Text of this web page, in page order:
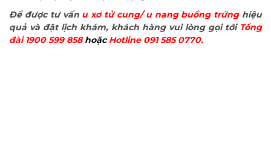
Để được tư vấn u xơ tử cung/ u nang buồng trứnghiệu
quả và đặt lịch khám, khách hàng vui lòng gọi tới Tổng
đài 1900 599 858hoặcHotline 091 585 0770.